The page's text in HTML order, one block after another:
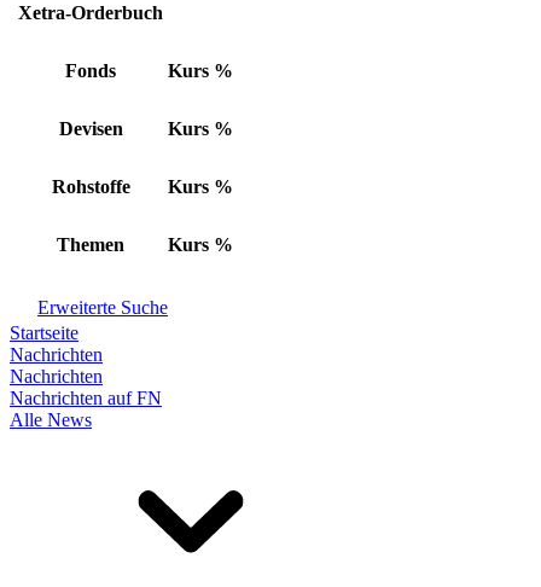
Xetra-Orderbuch
Fonds Kurs %
Devisen Kurs %
Rohstoffe Kurs %
Themen Kurs %
Erweiterte Suche
Startseite
Nachrichten
Nachrichten
Nachrichten auf FN
Alle News